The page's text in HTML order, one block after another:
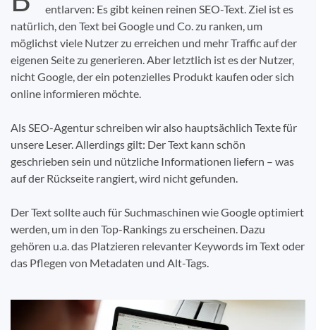
entlarven: Es gibt keinen reinen SEO-Text. Ziel ist es
natürlich, den Text bei Google und Co. zu ranken, um
möglichst viele Nutzer zu erreichen und mehr Traffic auf der
eigenen Seite zu generieren. Aber letztlich ist es der Nutzer,
nicht Google, der ein potenzielles Produkt kaufen oder sich
online informieren möchte.
Als SEO-Agentur schreiben wir also hauptsächlich Texte für
unsere Leser. Allerdings gilt: Der Text kann schön
geschrieben sein und nützliche Informationen liefern – was
auf der Rückseite rangiert, wird nicht gefunden.
Der Text sollte auch für Suchmaschinen wie Google optimiert
werden, um in den Top-Rankings zu erscheinen. Dazu
gehören u.a. das Platzieren relevanter Keywords im Text oder
das Pflegen von Metadaten und Alt-Tags.